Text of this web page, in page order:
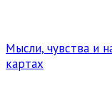
Мысли, чувства и
картах